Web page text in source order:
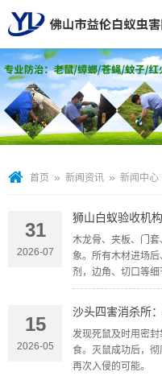
首页 » 新闻资讯 » 新闻中心
31
2026-07
狮山白蚁验收机
木龙骨、夹板、门
象。所有木材进场
剂，边角、切口等细
15
2026-05
沙头四害消杀所
发现死鼠及时用密
食。灭鼠成功后，
再次入侵的可能。